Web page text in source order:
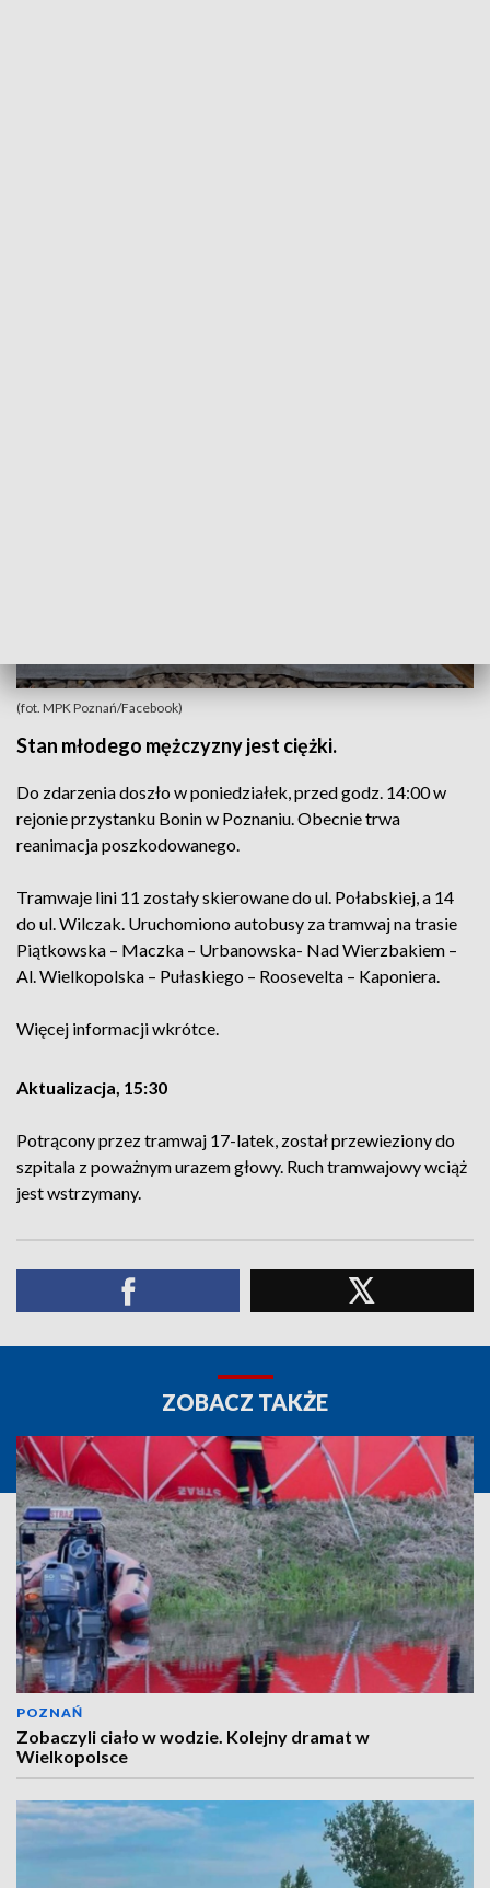
(fot. MPK Poznań/Facebook)
Stan młodego mężczyzny jest ciężki.
Do zdarzenia doszło w poniedziałek, przed godz. 14:00 w
rejonie przystanku Bonin w Poznaniu. Obecnie trwa
reanimacja poszkodowanego.
Tramwaje lini 11 zostały skierowane do ul. Połabskiej, a 14
do ul. Wilczak. Uruchomiono autobusy za tramwaj na trasie
Piątkowska – Maczka – Urbanowska- Nad Wierzbakiem –
Al. Wielkopolska – Pułaskiego – Roosevelta – Kaponiera.
Więcej informacji wkrótce.
Aktualizacja, 15:30
Potrącony przez tramwaj 17-latek, został przewieziony do
szpitala z poważnym urazem głowy. Ruch tramwajowy wciąż
jest wstrzymany.
ZOBACZ TAKŻE
POZNAŃ
Zobaczyli ciało w wodzie. Kolejny dramat w
Wielkopolsce